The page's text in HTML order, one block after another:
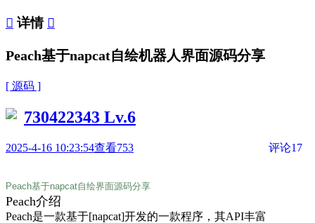
 详情 
Peach基于napcat自绘机器人界面源码分享
[ 源码 ]
730422343 Lv.6
2025-4-16 10:23:54查看753 评论17
Peach基于napcat自绘界面源码分享
Peach介绍
Peach是一款基于[napcat]开发的一款程序，其API丰富